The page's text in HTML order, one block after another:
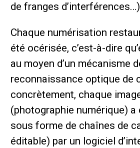
de franges d’interférences…)
Chaque numérisation
été océrisée, c’est-à-dire
au moyen d’un mécanisme
reconnaissance optique de
concrètement, chaque
(photographie numérique)
sous forme de chaînes de
éditable) par un logiciel